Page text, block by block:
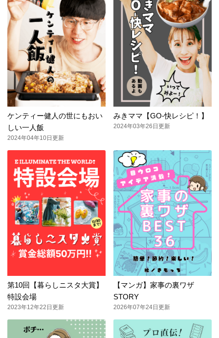
ケンティー健人の世にもおい
しい一人飯
2024年04年10日更新
みきママ【GO-快レシピ！】
2024年03年26日更新
第10回【暮らしニスタ大賞】
特設会場
2023年12年22日更新
【マンガ】家事の裏ワザ
STORY
2026年07年24日更新